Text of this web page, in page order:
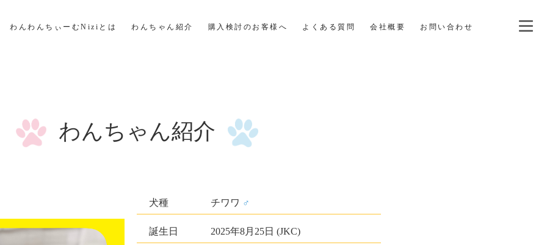
わんわんちぃーむNiziとは わんちゃん紹介 購入検討のお客様へ よくある質問 会社概要 お問い合わせ
わんちゃん紹介
犬種 チワワ ♂
誕生日 2025年8月25日 (JKC)